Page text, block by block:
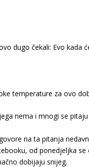
temperature za ovo
nema i mnogi se
na ta pitanja
od ponedjeljka se
dobijaju snijeg.